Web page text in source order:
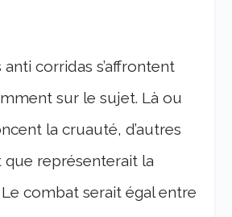
corridas s’affrontent
sur le sujet. Là ou
la cruauté, d’autres
que représenterait la
combat serait égal entre